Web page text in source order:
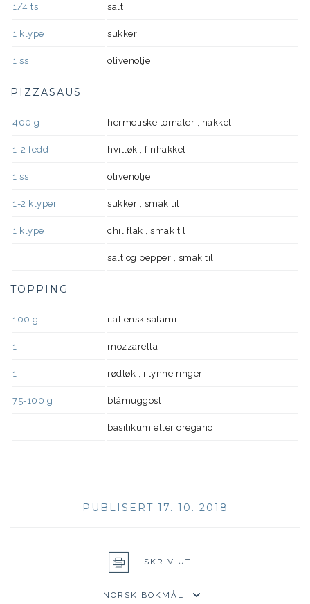
1/4 ts salt
1 klype sukker
1 ss olivenolje
PIZZASAUS
400 g hermetiske tomater , hakket
1-2 fedd hvitløk , finhakket
1 ss olivenolje
1-2 klyper sukker , smak til
1 klype chiliflak , smak til
salt og pepper , smak til
TOPPING
100 g italiensk salami
1 mozzarella
1 rødløk , i tynne ringer
75-100 g blåmuggost
basilikum eller oregano
PUBLISERT 17. 10. 2018
SKRIV UT